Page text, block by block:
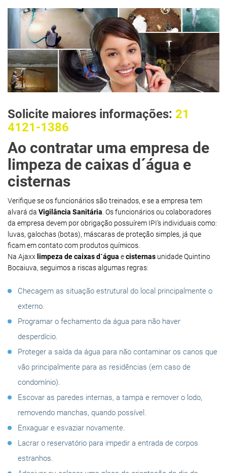
Solicite maiores informações: 21
4121-1386
Ao contratar uma empresa de
limpeza de caixas d´água e
cisternas
Verifique se os funcionários são treinados, e se a empresa tem
alvará da Vigilância Sanitária . Os funcionários ou colaboradores
da empresa devem por obrigação possuírem IPI’s individuais como:
luvas, galochas (botas), máscaras de proteção simples, já que
ficam em contato com produtos químicos.
Na Ajaxx limpeza de caixas d´água ecisternas unidade Quintino
Bocaiuva, seguimos a riscas algumas regras:
Checagem as situação estrutural do local principalmente o
externo.
Programar o fechamento da água para não haver
desperdício.
Proteger a saída da água para não contaminar os canos que
vão principalmente para as residências (em caso de
condomínio).
Escovar as paredes internas, a tampa e remover o lodo,
removendo manchas, quando possível.
Enxaguar e esvaziar novamente.
Lacrar o reservatório para impedir a entrada de corpos
estranhos.